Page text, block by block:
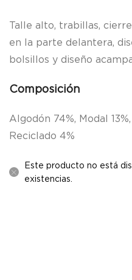
Talle alto, trabillas,
en la parte delantera,
bolsillos y diseño
Composición
Algodón 74%, Modal
Reciclado 4%
Este producto no está
existencias.